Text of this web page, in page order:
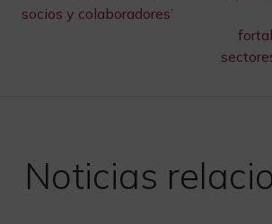
socios y colaboradores’
Noticias